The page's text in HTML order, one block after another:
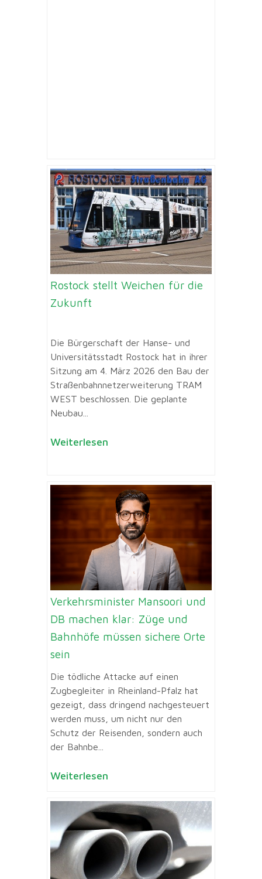
Rostock stellt Weichen für die
Zukunft
Die Bürgerschaft der Hanse- und
Universitätsstadt Rostock hat in ihrer
Sitzung am 4. März 2026 den Bau der
Straßenbahnnetzerweiterung TRAM
WEST beschlossen. Die geplante
Neubau...
Weiterlesen
Verkehrsminister Mansoori und
DB machen klar: Züge und
Bahnhöfe müssen sichere Orte
sein
Die tödliche Attacke auf einen
Zugbegleiter in Rheinland-Pfalz hat
gezeigt, dass dringend nachgesteuert
werden muss, um nicht nur den
Schutz der Reisenden, sondern auch
der Bahnbe...
Weiterlesen